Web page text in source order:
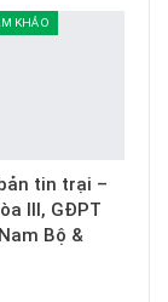
KHẢO
tin trại –
III, GĐPT
Bộ &